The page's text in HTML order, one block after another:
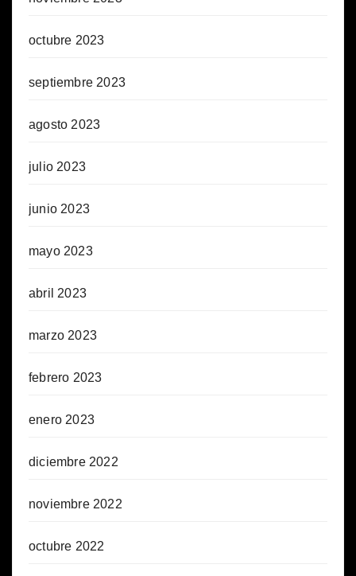
octubre 2023
septiembre 2023
agosto 2023
julio 2023
junio 2023
mayo 2023
abril 2023
marzo 2023
febrero 2023
enero 2023
diciembre 2022
noviembre 2022
octubre 2022